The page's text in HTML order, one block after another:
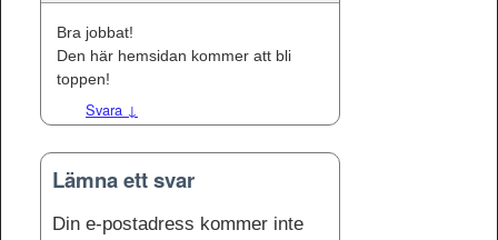
Bra jobbat!
Den här hemsidan kommer att bli
toppen!
Svara ↓
Lämna ett svar
Din e-postadress kommer inte